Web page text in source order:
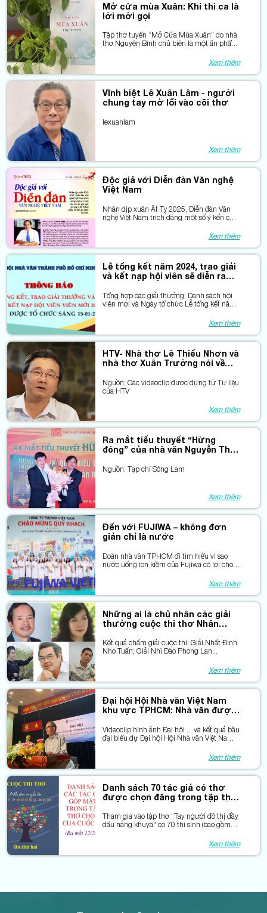
Mở cửa mùa Xuân: Khi thi ca là
lời mời gọi
Tập thơ tuyển “Mở Cửa Mùa Xuân” do nhà
thơ Nguyên Bình chủ biên là một ấn phẩm
hướng về khát vọng mở ra “cánh cửa” của
Xem thêm
Vĩnh biệt Lê Xuân Lâm - người
chung tay mở lối vào cõi thơ
lexuanlam
Xem thêm
Độc giả với Diễn đàn Văn nghệ
Việt Nam
Nhân dịp xuân Ất Tỵ 2025, Diễn đàn Văn
nghệ Việt Nam trích đăng một số ý kến của
Xem thêm
Lễ tổng kết năm 2024, trao giải
và kết nạp hội viên sẽ diễn ra
Tổng hợp các giải thưởng; Danh sách hội
viên mới và Ngày tổ chức Lễ tổng kết năm
Xem thêm
HTV- Nhà thơ Lê Thiếu Nhơn và
nhà thơ Xuân Trường nói về
Nguồn: Các videoclip được dựng từ Tư liệu
của HTV
Xem thêm
Ra mắt tiểu thuyết “Hừng
đông” của nhà văn Nguyễn Thế
Nguồn: Tạp chí Sông Lam
Xem thêm
Đến với FUJIWA – không đơn
giản chỉ là nước
Đoàn nhà văn TPHCM đi tìm hiểu vì sao
nước uống ion kiềm của Fujiwa có lợi cho
Xem thêm
Những ai là chủ nhân các giải
thưởng cuộc thi thơ Nhân
Kết quả chấm giải cuộc thi: Giải Nhất Đinh
Nho Tuấn; Giải Nhì Đào Phong Lan...
Xem thêm
Đại hội Hội Nhà văn Việt Nam
khu vực TPHCM: Nhà văn được
Videoclip hình ảnh Đại hội ... và kết quả bầu
đại biểu dự Đại hội Hội Nhà văn Việt Nam
Xem thêm
Danh sách 70 tác giả có thơ
được chọn đăng trong tập thơ
khuya
Tham gia vào tập thơ “Tay người đô thị đầy
dấu nắng khuya" có 70 thí sinh (bao gồm
Xem thêm